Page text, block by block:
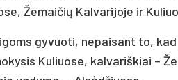
Žemaičių Kalvarijoje ir
gyvuoti, nepaisant to,
Kuliuose, kalvariškiai –